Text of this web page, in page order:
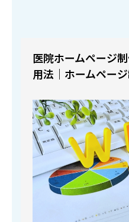
医院ホームページ
用法｜ホームペー